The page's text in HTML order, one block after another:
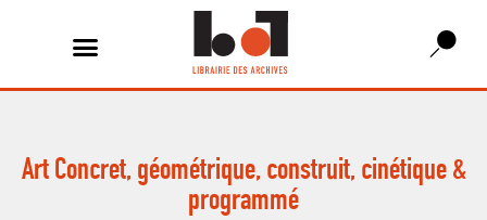
Art Concret, géométrique, construit, cinétique &
programmé